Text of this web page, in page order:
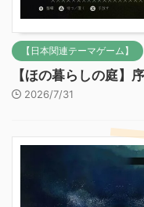
【日本関連テーマゲーム】
【ほの暮らしの庭
2026/7/31